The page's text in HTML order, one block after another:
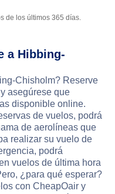
de los últimos 365 días.
a Hibbing-
Chisholm? Reserve
asegúrese que
disponible online.
de vuelos, podrá
de aerolíneas que
realizar su vuelo de
podrá
vuelos de última hora
¿para qué esperar?
con CheapOair y